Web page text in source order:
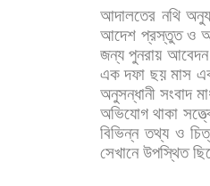
আদালতের নথি
আদেশ প্রস্তুত ও
জন্য পুনরায় আবেদন
এক দফা ছয় মাস
অনুসন্ধানী সংবাদ
অভিযোগ থাকা
বিভিন্ন তথ্য ও
সেখানে উপস্থিত